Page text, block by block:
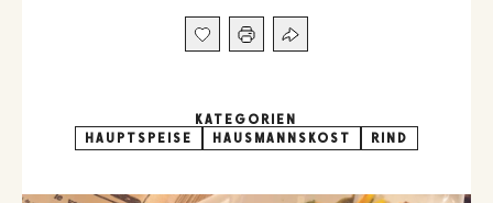
KATEGORIEN
HAUPTSPEISE
HAUSMANNSKOST RIND